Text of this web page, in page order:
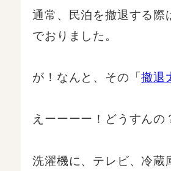
通常、民泊を撤退する
でおりました。
が！なんと、その「撤退
えーーーー！どうすんの
洗濯機に、テレビ、冷